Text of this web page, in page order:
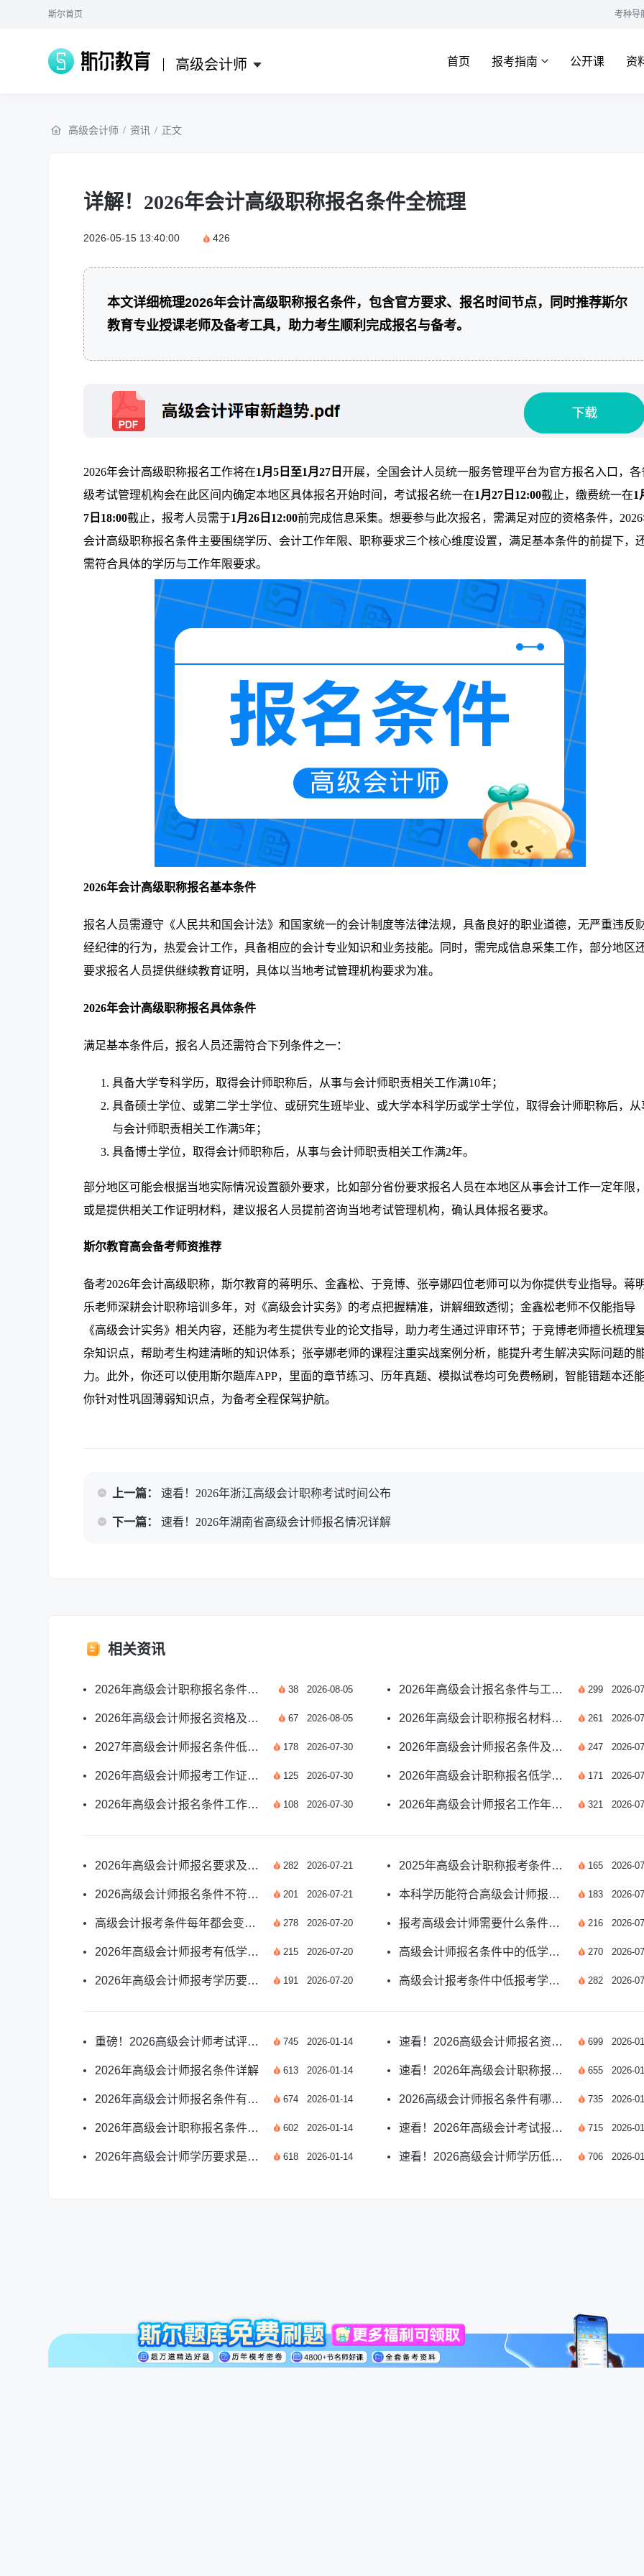
斯尔首页 考种导
高级会计师 首页 报考指南 公开课 资
高级会计师 / 资讯 / 正文
详解！2026年会计高级职称报名条件全梳理
2026-05-15 13:40:00 426
本文详细梳理2026年会计高级职称报名条件，包含官方要求、报名时间节点，同时推荐斯尔
教育专业授课老师及备考工具，助力考生顺利完成报名与备考。
2026年会计高级职称报名工作将在1月5日至1月27日开展，全国会计人员统一服务管理平台为官方报名入口，各
级考试管理机构会在此区间内确定本地区具体报名开始时间，考试报名统一在1月27日12:00截止，缴费统一在1
7日18:00截止，报考人员需于1月26日12:00前完成信息采集。想要参与此次报名，需满足对应的资格条件，
会计高级职称报名条件主要围绕学历、会计工作年限、职称要求三个核心维度设置，满足基本条件的前提下，
需符合具体的学历与工作年限要求。
2026年会计高级职称报名基本条件
报名人员需遵守《人民共和国会计法》和国家统一的会计制度等法律法规，具备良好的职业道德，无严重违反
经纪律的行为，热爱会计工作，具备相应的会计专业知识和业务技能。同时，需完成信息采集工作，部分地区
要求报名人员提供继续教育证明，具体以当地考试管理机构要求为准。
2026年会计高级职称报名具体条件
满足基本条件后，报名人员还需符合下列条件之一：
具备大学专科学历，取得会计师职称后，从事与会计师职责相关工作满10年；
具备硕士学位、或第二学士学位、或研究生班毕业、或大学本科学历或学士学位，取得会计师职称后，从
与会计师职责相关工作满5年；
具备博士学位，取得会计师职称后，从事与会计师职责相关工作满2年。
部分地区可能会根据当地实际情况设置额外要求，比如部分省份要求报名人员在本地区从事会计工作一定年限，
或是提供相关工作证明材料，建议报名人员提前咨询当地考试管理机构，确认具体报名要求。
斯尔教育高会备考师资推荐
备考2026年会计高级职称，斯尔教育的蒋明乐、金鑫松、于竞博、张亭娜四位老师可以为你提供专业指导。蒋
乐老师深耕会计职称培训多年，对《高级会计实务》的考点把握精准，讲解细致透彻；金鑫松老师不仅能指导
《高级会计实务》相关内容，还能为考生提供专业的论文指导，助力考生通过评审环节；于竞博老师擅长梳理
杂知识点，帮助考生构建清晰的知识体系；张亭娜老师的课程注重实战案例分析，能提升考生解决实际问题的
力。此外，你还可以使用斯尔题库APP，里面的章节练习、历年真题、模拟试卷均可免费畅刷，智能错题本还
你针对性巩固薄弱知识点，为备考全程保驾护航。
上一篇： 速看！2026年浙江高级会计职称考试时间公布
下一篇： 速看！2026年湖南省高级会计师报名情况详解
相关资讯
2026年高级会计职称报名条件学历相关规定详解 38 2026-08-05
2026年高级会计师报名资格及报考要求官方汇总 67 2026-08-05
2027年高级会计师报名条件低学历要求官方解读 178 2026-07-30
2026年高级会计师报考工作证明要求官方详解 125 2026-07-30
2026年高级会计报名条件工作经验具体要求汇总 108 2026-07-30
2026年高级会计报名条件与工作年限关系官方解读 299 2026-
2026年高级会计职称报名材料清单及准备指南 261 2026-
2026年高级会计师报名条件及报考要求官方解读 247 2026-
2026年高级会计职称报名低学历要求官方解读 171 2026-
2026年高级会计师报名工作年限规定官方解读 321 2026-
2026年高级会计师报名要求及报考条件新官方汇总 282 2026-07-21
2026高级会计师报名条件不符还能参加考试吗 201 2026-07-21
高级会计报考条件每年都会变化吗？2026年政策解读 278 2026-07-20
2026年高级会计师报考有低学历要求吗？官方解答 215 2026-07-20
2026年高级会计师报考学历要求及相关事项说明 191 2026-07-20
2025年高级会计职称报考条件及工作年限计算详解 165 2026-
本科学历能符合高级会计师报考条件吗？ 183 2026-
报考高级会计师需要什么条件？一文详解 216 2026-
高级会计师报名条件中的低学历是什么？ 270 2026-
高级会计报考条件中低报考学历是什么？ 282 2026-
重磅！2026高级会计师考试评定条件与标准详解 745 2026-01-14
2026年高级会计师报名条件详解 613 2026-01-14
2026年高级会计师报名条件有哪些变化？ 674 2026-01-14
2026年高级会计职称报名条件要求高吗？详解来了！ 602 2026-01-14
2026年高级会计师学历要求是什么？必看权威解读 618 2026-01-14
速看！2026高级会计师报名资格和费用指南 699 2026-
速看！2026年高级会计职称报名条件详解 655 2026-
2026高级会计师报名条件有哪些新变化？ 735 2026-
速看！2026年高级会计考试报名条件详解 715 2026-
速看！2026高级会计师学历低要求详解 706 2026-